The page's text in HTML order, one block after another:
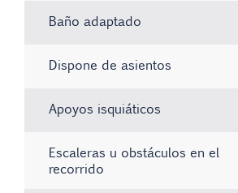
Baño adaptado
Dispone de asientos
Apoyos isquiáticos
Escaleras u obstáculos en el
recorrido